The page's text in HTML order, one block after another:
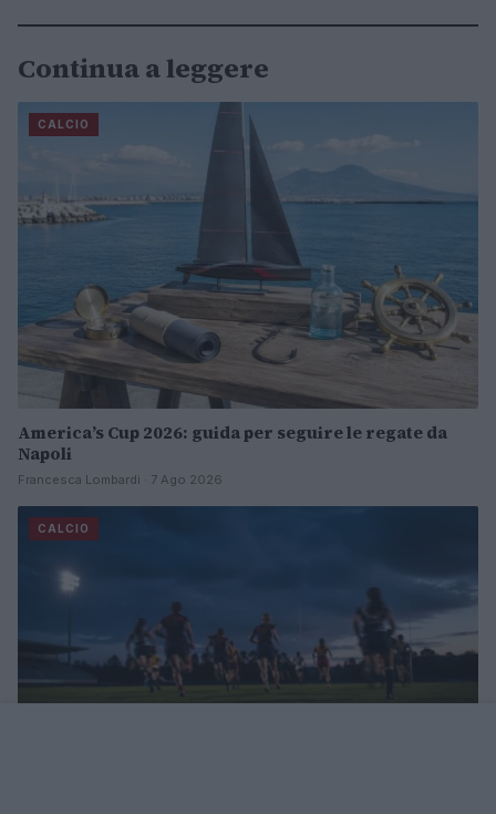
Continua a leggere
CALCIO
America’s Cup 2026: guida per seguire le regate da
Napoli
Francesca Lombardi · 7 Ago 2026
CALCIO